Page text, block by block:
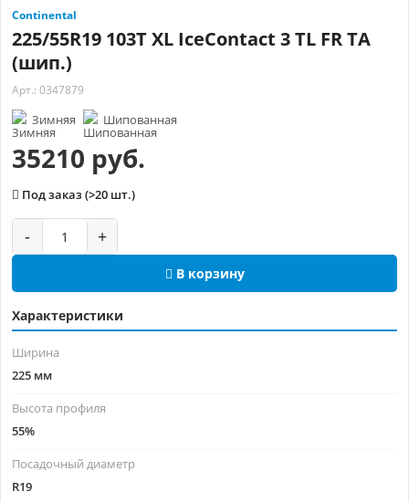
Continental
225/55R19 103T XL IceContact 3 TL FR TA
(шип.)
Арт.: 0347879
Зимняя Шипованная
35210 руб.
Под заказ (>20 шт.)
- +
В корзину
Характеристики
Ширина
225 мм
Высота профиля
55%
Посадочный диаметр
R19